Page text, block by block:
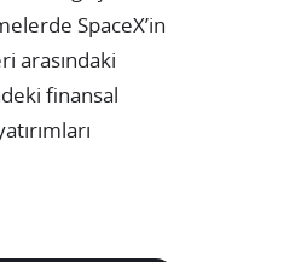
SpaceX’in
arasındaki
finansal